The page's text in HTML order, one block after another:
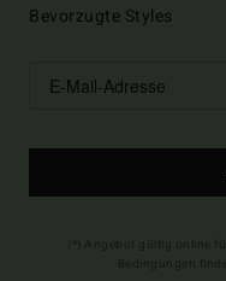
Bevorzugte Styles